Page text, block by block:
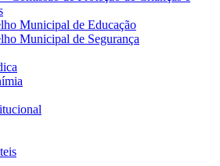
Municipal de Educação
Municipal de Segurança